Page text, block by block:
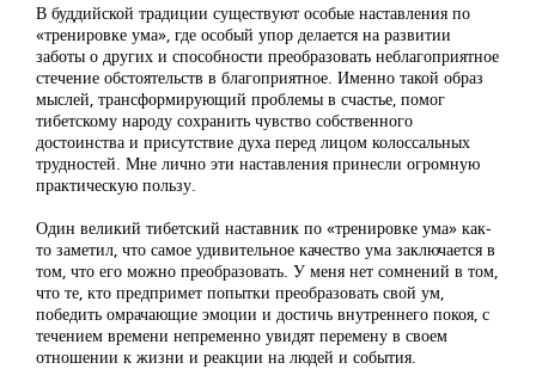
В буддийской традиции существуют особые наставления по
«тренировке ума», где особый упор делается на развитии
заботы о других и способности преобразовать неблагоприятное
стечение обстоятельств в благоприятное. Именно такой образ
мыслей, трансформирующий проблемы в счастье, помог
тибетскому народу сохранить чувство собственного
достоинства и присутствие духа перед лицом колоссальных
трудностей. Мне лично эти наставления принесли огромную
практическую пользу.
Один великий тибетский наставник по «тренировке ума» как-
то заметил, что самое удивительное качество ума заключается в
том, что его можно преобразовать. У меня нет сомнений в том,
что те, кто предпримет попытки преобразовать свой ум,
победить омрачающие эмоции и достичь внутреннего покоя, с
течением времени непременно увидят перемену в своем
отношении к жизни и реакции на людей и события.